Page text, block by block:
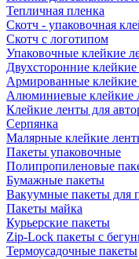
Тепличная пленка
Скотч - упаковочная
Скотч с логотипом
Упаковочные клейкие
Двухсторонние
Армированные
Алюминиевые клейкие
Клейкие ленты для
Серпянка
Малярные клейкие
Пакеты упаковочные
Полипропиленовые
Бумажные пакеты
Вакуумные пакеты для
Пакеты майка
Курьерские пакеты
Zip-Lock пакеты с
Термоусадочные пакеты